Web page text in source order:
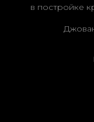
в постройке